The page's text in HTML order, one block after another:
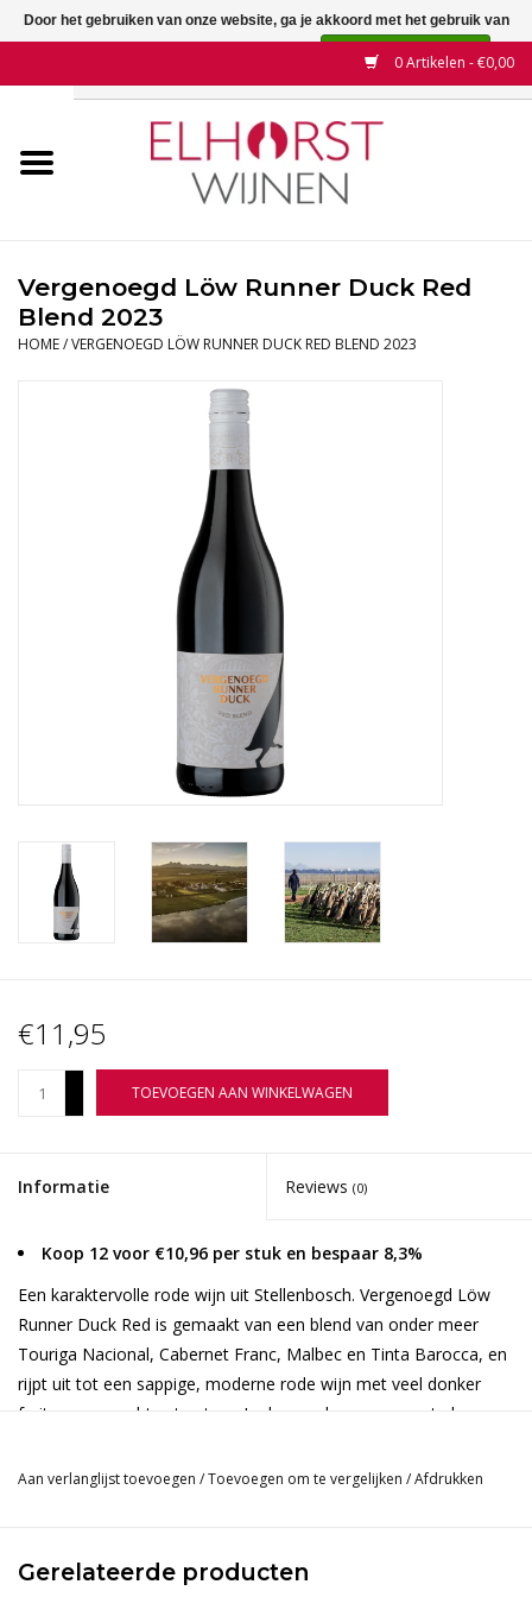
0 Artikelen - €0,00
Wijnen
Wijnhuizen
Vergenoegd Löw Runner Duck Red
Blend 2023
HOME/VERGENOEGD LÖW RUNNER DUCK RED BLEND 2023
€11,95
TOEVOEGEN AAN WINKELWAGEN
Informatie Reviews (0)
Koop 12 voor €10,96 per stuk en bespaar 8,3%
Een karaktervolle rode wijn uit Stellenbosch. Vergenoegd Löw
Runner Duck Red is gemaakt van een blend van onder meer
Touriga Nacional, Cabernet Franc, Malbec en Tinta Barocca, en
rijpt uit tot een sappige, moderne rode wijn met veel donker
fruit en een zachte structuur. In de geur bramen, zwarte kersen
De smaak is rond en soepel, met frisse zuren, fijne tannines en
Druiven
Aan verlanglijst toevoegen /Toevoegen om te vergelijken /Afdrukken
Gerelateerde producten
Door het gebruiken van onze website, ga je akkoord met het gebruik van